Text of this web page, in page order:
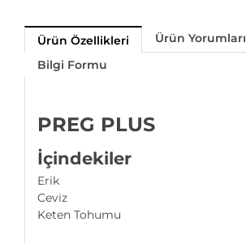
Ürün Özellikleri
Ürün Yorumları
Bilgi Formu
PREG PLUS
İçindekiler
Erik
Ceviz
Keten Tohumu